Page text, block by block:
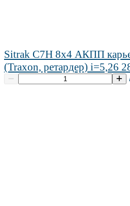
Sitrak C7H 8х4 АКПП
(Traxon, ретардер) i=5,26